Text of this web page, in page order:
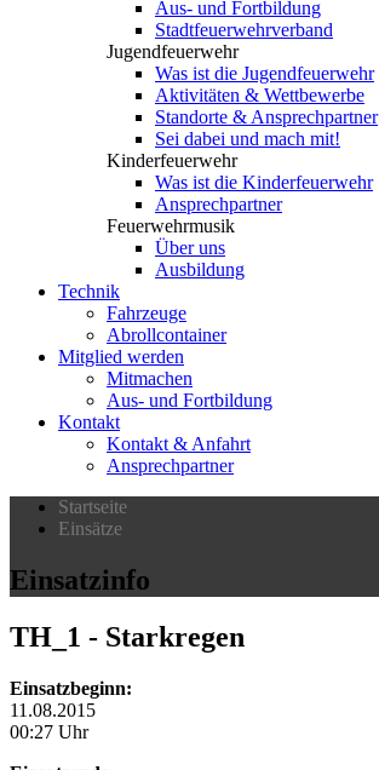
Aus- und Fortbildung
Stadtfeuerwehrverband
Jugendfeuerwehr
Was ist die Jugendfeuerwehr
Aktivitäten & Wettbewerbe
Standorte & Ansprechpartner
Sei dabei und mach mit!
Kinderfeuerwehr
Was ist die Kinderfeuerwehr
Ansprechpartner
Feuerwehrmusik
Über uns
Ausbildung
Technik
Fahrzeuge
Abrollcontainer
Mitglied werden
Mitmachen
Aus- und Fortbildung
Kontakt
Kontakt & Anfahrt
Ansprechpartner
Startseite
Einsätze
Einsatzinfo
TH_1 - Starkregen
Einsatzbeginn:
11.08.2015
00:27 Uhr